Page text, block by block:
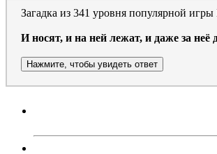
Загадка из 341 уровня популярной
И носят, и на ней лежат, и даже за неё
Нажмите, чтобы увидеть ответ